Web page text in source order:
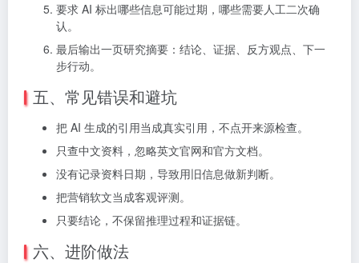
要求 AI 标出哪些信息可能过期，哪些需要人工二次确
认。
最后输出一页研究摘要：结论、证据、反方观点、下一
步行动。
五、常见错误和避坑
把 AI 生成的引用当成真实引用，不点开来源检查。
只查中文资料，忽略英文官网和官方文档。
没有记录资料日期，导致用旧信息做新判断。
把营销软文当成客观评测。
只要结论，不保留推理过程和证据链。
六、进阶做法